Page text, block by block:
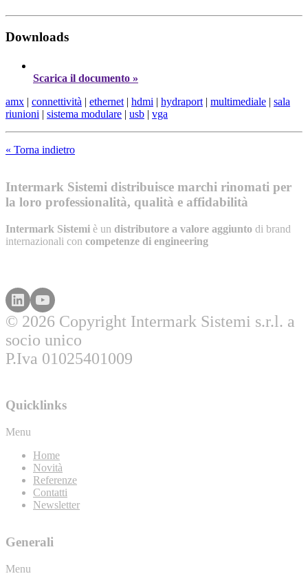
Downloads
Scarica il documento »
amx | connettività | ethernet | hdmi | hydraport | multimediale | sala
riunioni | sistema modulare | usb | vga
« Torna indietro
Intermark Sistemi distribuisce marchi rinomati per
la loro professionalità, qualità e affidabilità
Intermark Sistemi è un distributore a valore aggiunto di brand
internazionali con competenze di engineering
© 2026 Copyright Intermark Sistemi s.r.l. a
socio unico
P.Iva 01025401009
Quicklinks
Menu
Home
Novità
Referenze
Contatti
Newsletter
Generali
Menu